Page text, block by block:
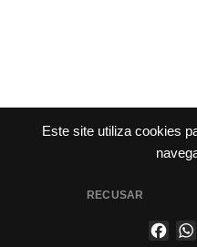
Este site utiliza cookies
RECUSAR